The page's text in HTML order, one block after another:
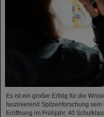
Es ist ein großer Erfolg für die
faszinierend Spitzenforschung
Eröffnung im Frühjahr, 40